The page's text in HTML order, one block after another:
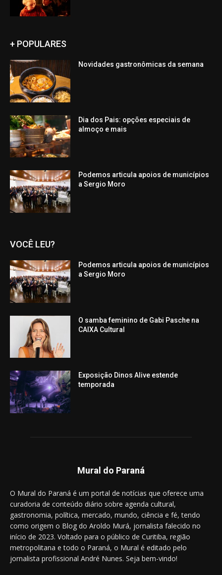
+ POPULARES
Novidades gastronômicas da semana
Dia dos Pais: opções especiais de
almoço e mais
Podemos articula apoios de municípios
a Sergio Moro
VOCÊ LEU?
Podemos articula apoios de municípios
a Sergio Moro
O samba feminino de Gabi Pasche na
CAIXA Cultural
Exposição Dinos Alive estende
temporada
Mural do Paraná
O Mural do Paraná é um portal de notícias que oferece uma
curadoria de conteúdo diário sobre agenda cultural,
gastronomia, política, mercado, mundo, ciência e fé, tendo
como origem o Blog do Aroldo Murá, jornalista falecido no
início de 2023. Voltado para o público de Curitiba, região
metropolitana e todo o Paraná, o Mural é editado pelo
jornalista profissional André Nunes. Seja bem-vindo!